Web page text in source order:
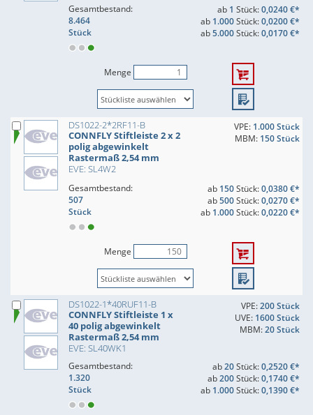
Gesamtbestand:
8.464
Stück
ab 1 Stück:0,0240 €*
ab 1.000Stück:0,0200 €*
ab5.000Stück:0,0170 €*
Menge
DS1022-2*2RF11-B
CONNFLY Stiftleiste 2 x 2
polig abgewinkelt
Rastermaß 2,54 mm
EVE: SL4W2
VPE: 1.000 Stück
MBM: 150 Stück
Gesamtbestand:
507
Stück
ab 150Stück:0,0380 €*
ab500Stück:0,0270 €*
ab 1.000Stück:0,0220 €*
Menge
DS1022-1*40RUF11-B
CONNFLY Stiftleiste 1 x
40 polig abgewinkelt
Rastermaß 2,54 mm
EVE: SL40WK1
VPE:200 Stück
UVE: 1600 Stück
MBM:20 Stück
Gesamtbestand:
1.320
Stück
ab20Stück:0,2520 €*
ab200Stück:0,1740 €*
ab 1.000Stück:0,1390 €*